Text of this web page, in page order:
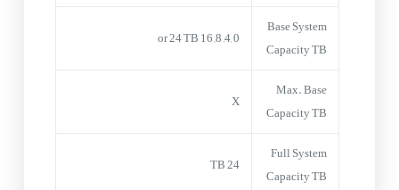
Base System
Capacity TB
0 ,4, 8, 16 or 24 TB
Max. Base
Capacity TB
X
Full System
Capacity TB
24 TB